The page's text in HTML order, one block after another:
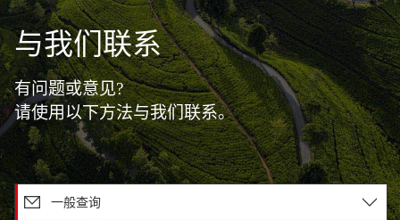
与我们联系
有问题或意见?
请使用以下方法与我们联系。
一般查询